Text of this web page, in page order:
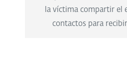
la víctima compartir el
contactos para